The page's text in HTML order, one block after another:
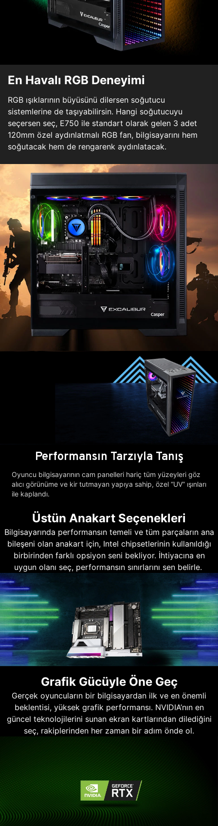
En Havalı RGB Deneyimi
RGB ışıklarının büyüsünü dilersen soğutucu
sistemlerine de taşıyabilirsin. Hangi soğutucuyu
seçersen seç, E750 ile standart olarak gelen 3 adet
120mm özel aydınlatmalı RGB fan, bilgisayarını hem
soğutacak hem de rengarenk aydınlatacak.
Performansın Tarzıyla Tanış
Oyuncu bilgisayarının cam panelleri hariç tüm yüzeyleri göz
alıcı görünüme ve kir tutmayan yapıya sahip, özel “UV” ışınları
ile kaplandı.
Üstün Anakart Seçenekleri
Bilgisayarında performansın temeli ve tüm parçaların ana
bileşeni olan anakart için, Intel chipsetlerinin kullanıldığı
birbirinden farklı opsiyon seni bekliyor. İhtiyacına en
uygun olanı seç, performansın sınırlarını sen belirle.
Grafik Gücüyle Öne Geç
Gerçek oyuncuların bir bilgisayardan ilk ve en önemli
beklentisi, yüksek grafik performansı. NVIDIA’nın en
güncel teknolojilerini sunan ekran kartlarından dilediğini
seç, rakiplerinden her zaman bir adım önde ol.